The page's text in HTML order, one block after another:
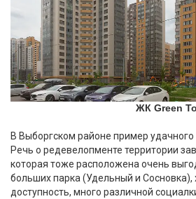
ЖК Green
В Выборгском районе пример удачного
Речь о редевелопменте территории
которая тоже расположена очень
больших парка (Удельный и Сосновка),
доступность, много различной